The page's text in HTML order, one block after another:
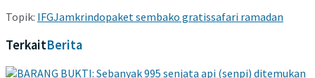
Topik: IFGJamkrindopaket sembako gratissafari ramadan
TerkaitBerita